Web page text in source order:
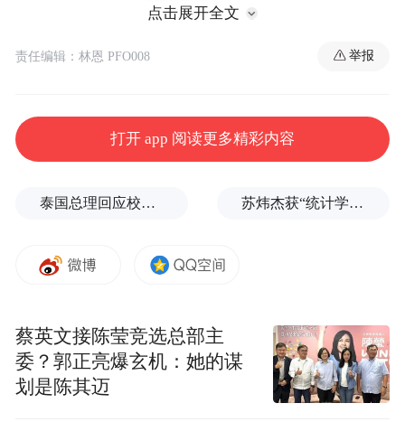
浙江省民宗委副主任邵中讲话
邵中指出，浙江洞天福地众多，多为风景优
美、物种丰富、文化底蕴深厚的道教名山，
地文化不仅是自然与人文的结合，更是富有
历史底蕴的民族瑰宝，是难以复制、不可再
生的自然文化遗产。他表示，一要聚焦理论
点击展开全文
责任编辑：林恩 PFO008 举报
打开 app 阅读更多精彩内容
泰国总理回应校园枪击事件：这是很不幸的事情 苏炜杰获“统计学界的诺贝尔奖”，又是北大数院07级
蔡英文接陈莹竞选总部主
委？郭正亮爆玄机：她的谋
划是陈其迈